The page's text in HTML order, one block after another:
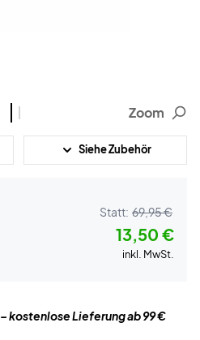
Zoom
Siehe Zubehör
Statt: 69,95 €
13,50 €
inkl. MwSt.
– kostenlose Lieferung ab 99 €